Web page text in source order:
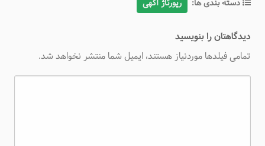
دسته بندی ها: رپورتاژ آگهی
دیدگاهتان را بنویسید
تمامی فیلدها موردنیاز هستند، ایمیل شما منتشر نخواهد شد.